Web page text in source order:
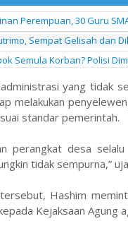
Perempuan, 30 Guru
Sempat Gelisah dan
Semula Korban? Polisi
yang tidak
melakukan
standar pemerintah.
perangkat desa
tidak sempurna,”
Hashim
Kejaksaan Agung